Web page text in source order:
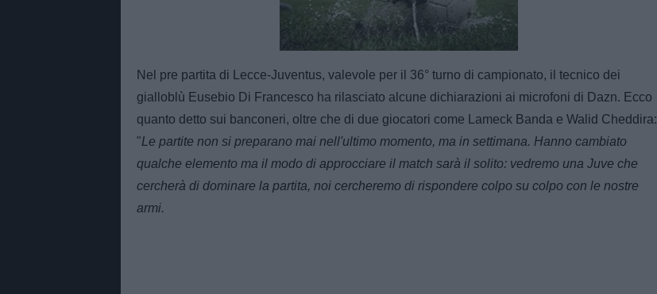
Loaded
100.00%
Nel pre partita di Lecce-Juventus, valevole per il 36° turno di campionato, il tecnico dei
gialloblù Eusebio Di Francesco ha rilasciato alcune dichiarazioni ai microfoni di Dazn. Ecco
quanto detto sui banconeri, oltre che di due giocatori come Lameck Banda e Walid Cheddira:
"Le partite non si preparano mai nell'ultimo momento, ma in settimana. Hanno cambiato
qualche elemento ma il modo di approcciare il match sarà il solito: vedremo una Juve che
cercherà di dominare la partita, noi cercheremo di rispondere colpo su colpo con le nostre
armi.